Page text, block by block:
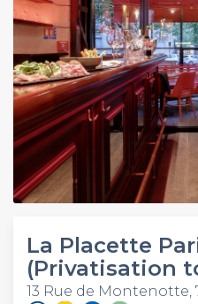
La Placette
(Privatisation
13 Rue de Montenotte,